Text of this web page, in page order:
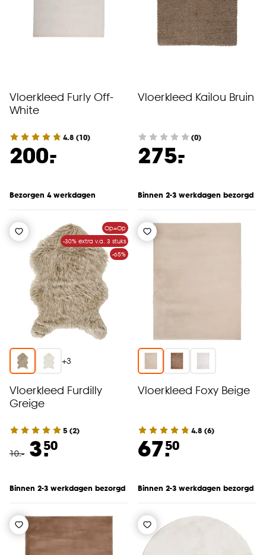
Vloerkleed Furly Off-
White
4.8 (10)
200.
-
Bezorgen 4 werkdagen
Vloerkleed Kailou Bruin
(0)
275.
-
Binnen 2-3 werkdagen bezorgd
Op=Op
-30% extra v.a. 3 stuks
-65%
+3
Vloerkleed Furdilly
Greige
5 (2)
10.- 3.50
Binnen 2-3 werkdagen bezorgd
Vloerkleed Foxy Beige
4.8 (6)
67.50
Binnen 2-3 werkdagen bezorgd